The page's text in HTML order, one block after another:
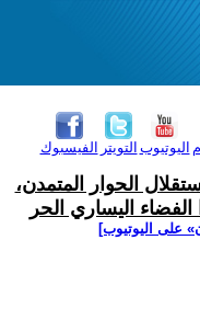
الفيسبوك التويتر اليوتيوب
الحوار المتمدن،
اليساري الحر
على اليوتيوب]